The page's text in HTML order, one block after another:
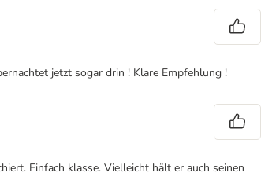
jetzt sogar drin ! Klare Empfehlung !
Einfach klasse. Vielleicht hält er auch seinen